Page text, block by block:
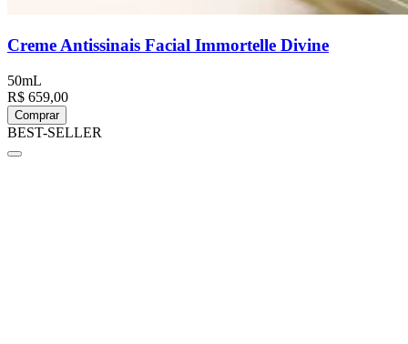
Creme Antissinais Facial Immortelle Divine
50mL
R$ 659,00
Comprar
BEST-SELLER